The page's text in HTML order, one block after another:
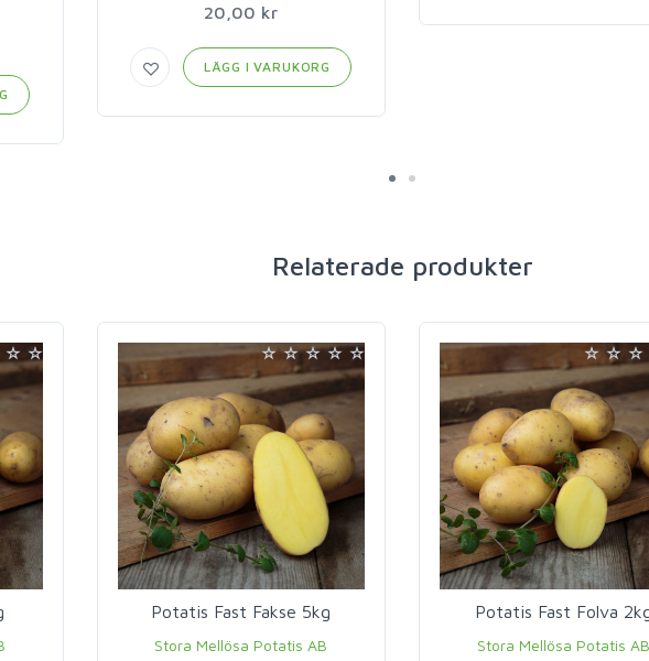
20,00 kr
LÄGG I VARUKORG
Relaterade produkter
Potatis Fast Fakse 5kg
Stora Mellösa Potatis AB
Potatis Fast Folva
Stora Mellösa Potatis AB